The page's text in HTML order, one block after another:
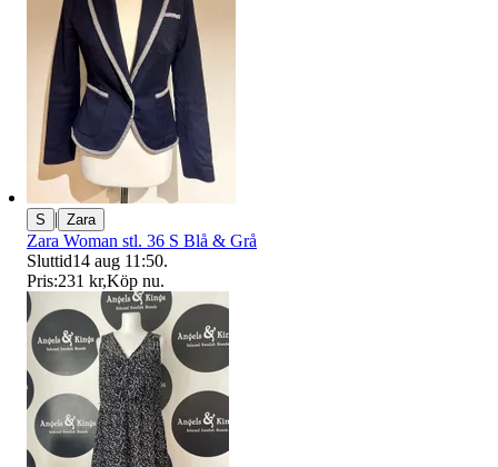
S | Zara
Zara Woman stl. 36 S Blå & Grå
Sluttid14 aug 11:50.
Pris:231 kr,Köp nu.